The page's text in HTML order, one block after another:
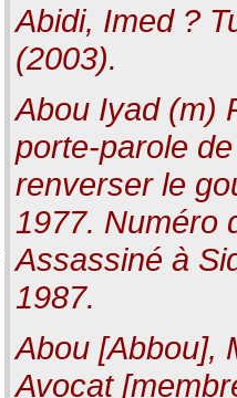
Abidi, Imed ?
(2003).
Abou Iyad (m)
porte-parole
renverser le
1977. Numéro
Assassiné à
1987.
Abou [Abbou],
Avocat